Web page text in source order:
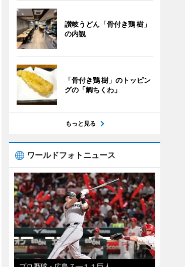
讃岐うどん「骨付き鶏 樹」
の内観
「骨付き鶏 樹」のトッピン
グの「鯛ちくわ」
もっと見る
ワールドフォトニュース